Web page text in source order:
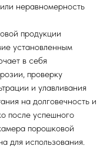
неравномерность
продукции
установленным
в себя
проверку
и улавливания
на долговечность и
после успешного
порошковой
для использования.